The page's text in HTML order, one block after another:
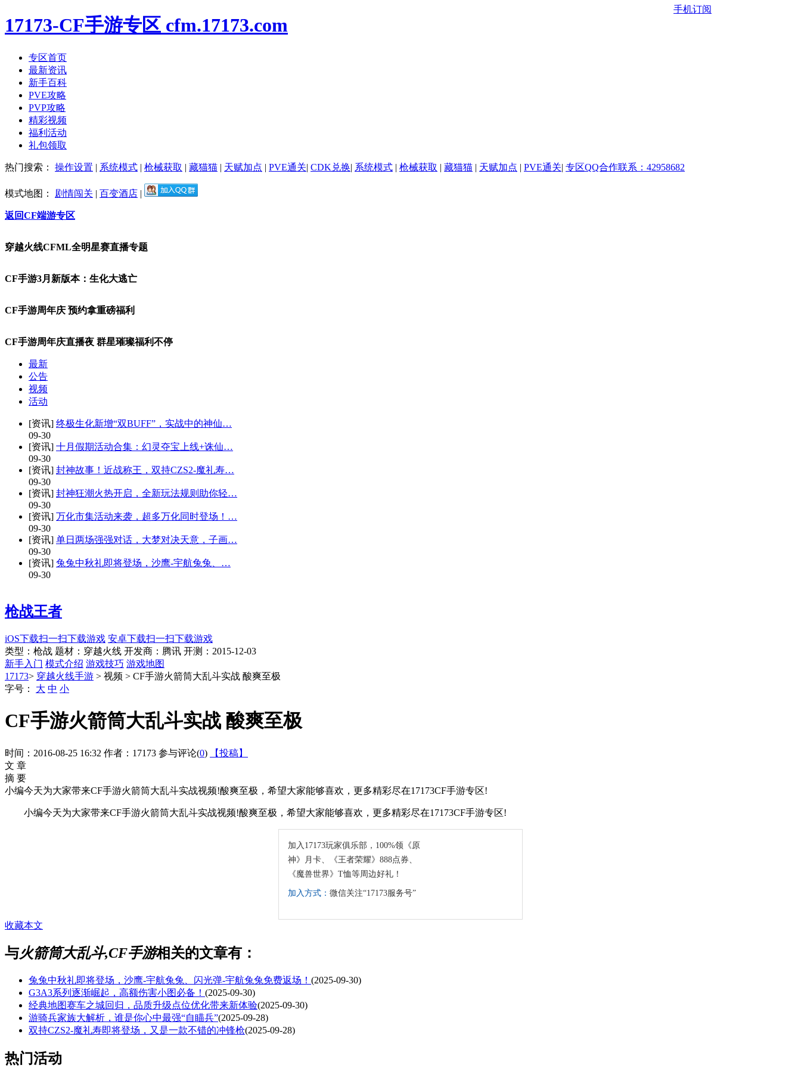
17173-CF手游专区 cfm.17173.com
专区首页
最新资讯
新手百科
PVE攻略
PVP攻略
精彩视频
福利活动
礼包领取
热门搜索： 操作设置 | 系统模式 | 枪械获取 | 藏猫猫 | 天赋加点 | PVE通关| CDK兑换| 系统模式 | 枪械获取 | 藏猫猫 | 天赋加点 | PVE通关| 专区QQ合作联系：42958682
模式地图： 剧情闯关 | 百变酒店 |
返回CF端游专区
穿越火线CFML全明星赛直播专题
CF手游3月新版本：生化大逃亡
CF手游周年庆 预约拿重磅福利
CF手游周年庆直播夜 群星璀璨福利不停
最新
公告
视频
活动
[资讯] 终极生化新增“双BUFF”，实战中的神仙…
09-30
[资讯] 十月假期活动合集：幻灵夺宝上线+诛仙…
09-30
[资讯] 封神故事！近战称王，双持CZS2-魔礼寿…
09-30
[资讯] 封神狂潮火热开启，全新玩法规则助你轻…
09-30
[资讯] 万化市集活动来袭，超多万化同时登场！…
09-30
[资讯] 单日两场强强对话，大梦对决天意，子画…
09-30
[资讯] 兔兔中秋礼即将登场，沙鹰-宇航兔兔、…
09-30
枪战王者
iOS下载扫一扫下载游戏 安卓下载扫一扫下载游戏
类型：枪战 题材：穿越火线 开发商：腾讯 开测：2015-12-03
新手入门 模式介绍 游戏技巧 游戏地图
17173> 穿越火线手游 > 视频 > CF手游火箭筒大乱斗实战 酸爽至极
字号： 大 中 小
CF手游火箭筒大乱斗实战 酸爽至极
时间：2016-08-25 16:32 作者：17173
手机订阅
参与评论(0)
【投稿】
文 章
摘 要
小编今天为大家带来CF手游火箭筒大乱斗实战视频!酸爽至极，希望大家能够喜欢，更多精彩尽在17173CF手游专区!
小编今天为大家带来CF手游火箭筒大乱斗实战视频!酸爽至极，希望大家能够喜欢，更多精彩尽在17173CF手游专区!
加入17173玩家俱乐部，100%领《原
神》月卡、《王者荣耀》888点券、
《魔兽世界》T恤等周边好礼！
加入方式： 微信关注“17173服务号”
收藏本文
与火箭筒大乱斗,CF手游相关的文章有：
兔兔中秋礼即将登场，沙鹰-宇航兔兔、闪光弹-宇航兔兔免费返场！ (2025-09-30)
G3A3系列逐渐崛起，高额伤害小图必备！ (2025-09-30)
经典地图赛车之城回归，品质升级点位优化带来新体验(2025-09-30)
游骑兵家族大解析，谁是你心中最强“自瞄兵”(2025-09-28)
双持CZS2-魔礼寿即将登场，又是一款不错的冲锋枪(2025-09-28)
热门活动